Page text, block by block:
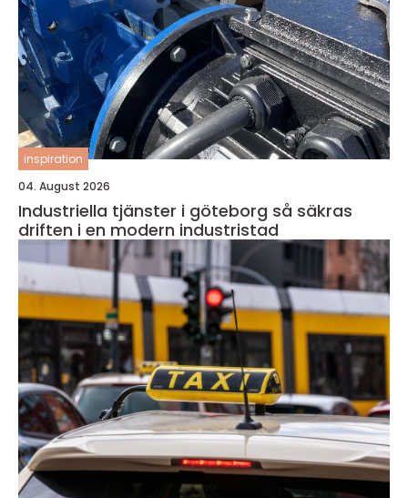
inspiration
04. August 2026
Industriella tjänster i göteborg så säkras
driften i en modern industristad